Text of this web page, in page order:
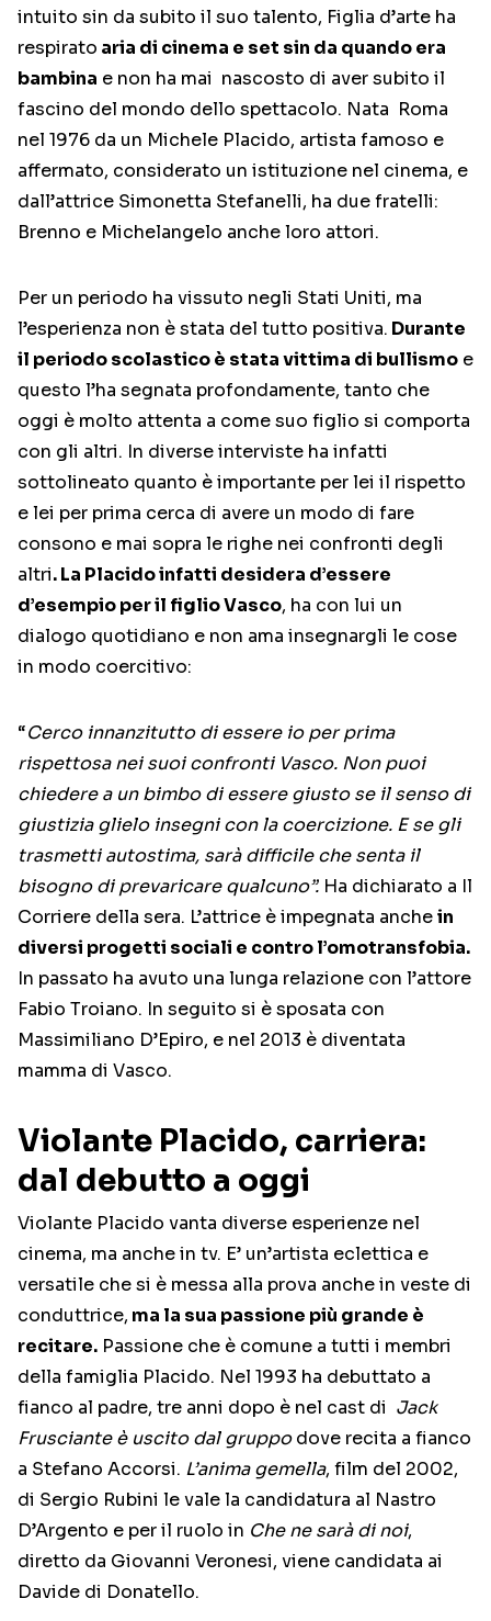
intuito sin da subito il suo talento, Figlia d’arte ha
respirato aria di cinema e set sin da quando era
bambina e non ha mai nascosto di aver subito il
fascino del mondo dello spettacolo. Nata Roma
nel 1976 da un Michele Placido, artista famoso e
affermato, considerato un istituzione nel cinema, e
dall’attrice Simonetta Stefanelli, ha due fratelli:
Brenno e Michelangelo anche loro attori.
Per un periodo ha vissuto negli Stati Uniti, ma
l’esperienza non è stata del tutto positiva. Durante
il periodo scolastico è stata vittima di bullismo e
questo l’ha segnata profondamente, tanto che
oggi è molto attenta a come suo figlio si comporta
con gli altri. In diverse interviste ha infatti
sottolineato quanto è importante per lei il rispetto
e lei per prima cerca di avere un modo di fare
consono e mai sopra le righe nei confronti degli
altri. La Placido infatti desidera d’essere
d’esempio per il figlio Vasco, ha con lui un
dialogo quotidiano e non ama insegnargli le cose
in modo coercitivo:
“Cerco innanzitutto di essere io per prima
rispettosa nei suoi confronti Vasco. Non puoi
chiedere a un bimbo di essere giusto se il senso di
giustizia glielo insegni con la coercizione. E se gli
trasmetti autostima, sarà difficile che senta il
bisogno di prevaricare qualcuno”. Ha dichiarato a Il
Corriere della sera. L’attrice è impegnata anchein
diversi progetti sociali e contro l’omotransfobia.
In passato ha avuto una lunga relazione con l’attore
Fabio Troiano. In seguito si è sposata con
Massimiliano D’Epiro, e nel 2013 è diventata
mamma di Vasco.
Violante Placido, carriera:
dal debutto a oggi
Violante Placido vanta diverse esperienze nel
cinema, ma anche in tv. E’ un’artista eclettica e
versatile che si è messa alla prova anche in veste di
conduttrice, ma la sua passione più grande è
recitare. Passione che è comune a tutti i membri
della famiglia Placido. Nel 1993 ha debuttato a
fianco al padre, tre anni dopo è nel cast di Jack
Frusciante è uscito dal gruppodove recita a fianco
a Stefano Accorsi. L’anima gemella, film del 2002,
di Sergio Rubini le vale la candidatura al Nastro
D’Argento e per il ruolo in Che ne sarà di noi,
diretto da Giovanni Veronesi, viene candidata ai
Davide di Donatello.